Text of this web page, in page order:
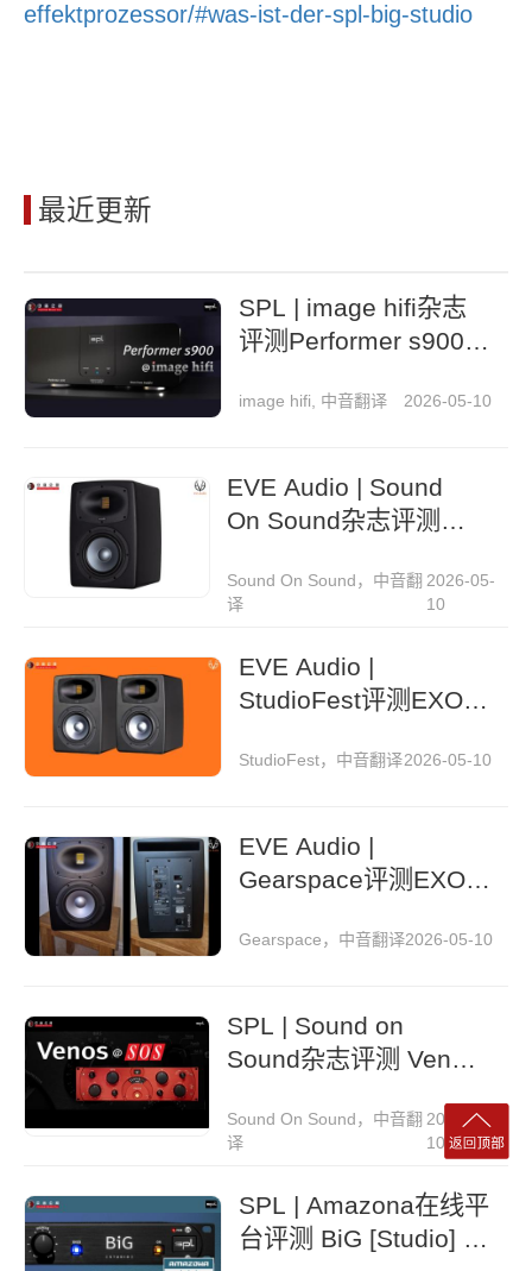
effektprozessor/#was-ist-der-spl-big-studio
最近更新
SPL | image hifi杂志
评测Performer s900立
image hifi, 中音翻译 2026-05-10
EVE Audio | Sound
On Sound杂志评测
Sound On Sound，中音翻
译
2026-05-
10
EVE Audio |
StudioFest评测EXO
StudioFest，中音翻译2026-05-10
EVE Audio |
Gearspace评测EXO
Gearspace，中音翻译2026-05-10
SPL | Sound on
Sound杂志评测 Venos
Sound On Sound，中音翻
译
2026-05-
10
SPL | Amazona在线平
台评测 BiG [Studio] 机